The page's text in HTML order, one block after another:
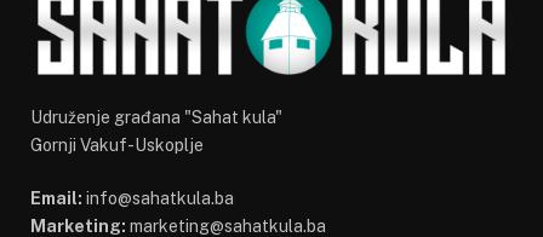
Udruženje građana "Sahat kula"
Gornji Vakuf-Uskoplje
Email: info@sahatkula.ba
Marketing: marketing@sahatkula.ba